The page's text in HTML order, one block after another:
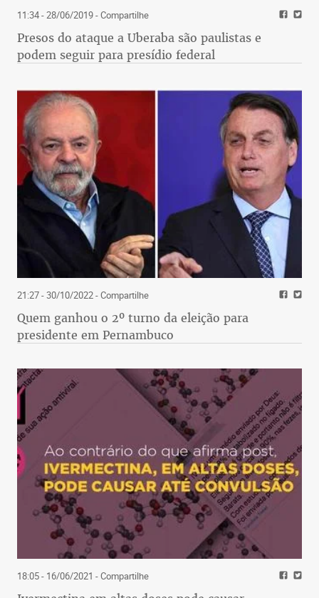
11:34 - 28/06/2019- Compartilhe
Presos do ataque a Uberaba são paulistas e
podem seguir para presídio federal
21:27 - 30/10/2022- Compartilhe
Quem ganhou o 2º turno da eleição para
presidente em Pernambuco
18:05 - 16/06/2021 - Compartilhe